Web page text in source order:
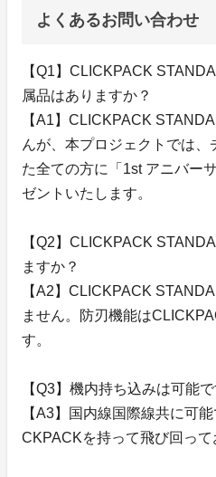
よくあるお問い合わせ
【Q1】CLICKPACK
属品はありますか？
【A1】CLICKPACK
んが、本プロジェクトでは
た全ての方に「1st アニバー
ゼントいたします。
【Q2】CLICKPACK
ますか？
【A2】CLICKPACK
ません。防刃機能は
す。
【Q3】機内持ち込みは可能で
【A3】国内線国際線共に可
CKPACKを持って飛び回って